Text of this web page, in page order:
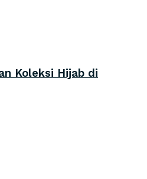
Koleksi Hijab di